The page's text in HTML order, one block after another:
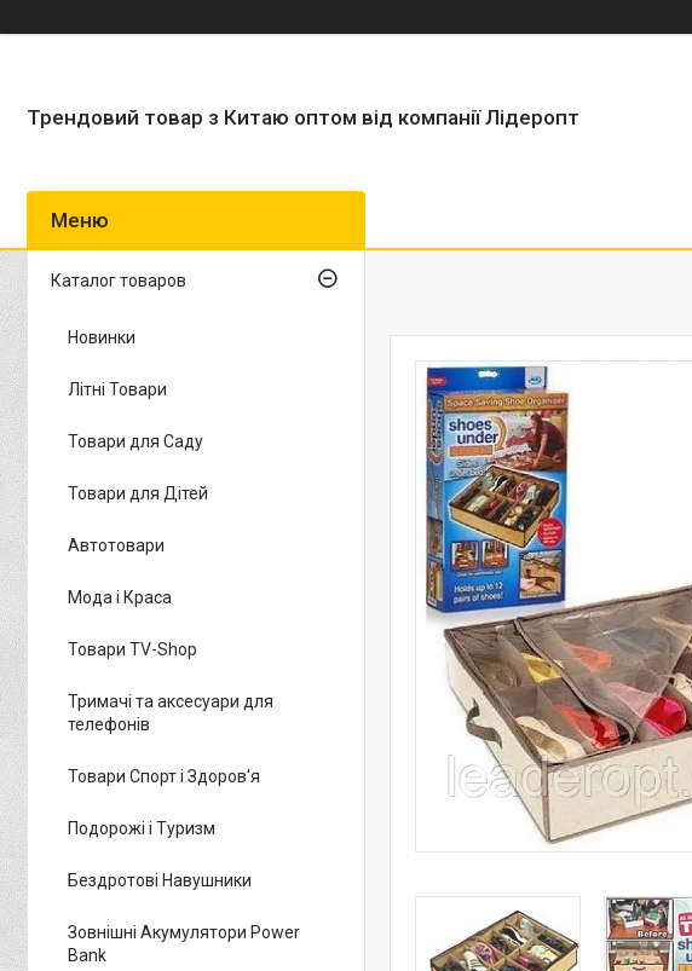
Трендовий товар з Китаю оптом від компанії Лідеропт
Каталог товаров
Новинки
Літні Товари
Товари для Саду
Товари для Дітей
Автотовари
Мода і Краса
Товари TV-Shop
Тримачі та аксесуари для
телефонів
Товари Спорт і Здоров'я
Подорожі і Туризм
Бездротові Навушники
Зовнішні Акумулятори Power
Bank